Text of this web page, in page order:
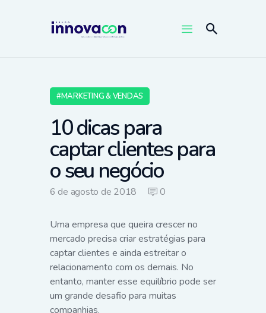
MARKETING & VENDAS
10 dicas para
captar clientes para
o seu negócio
6 de agosto de 2018 0
Uma empresa que queira crescer no
mercado precisa criar estratégias para
captar clientes e ainda estreitar o
relacionamento com os demais. No
entanto, manter esse equilíbrio pode ser
um grande desafio para muitas
companhias.